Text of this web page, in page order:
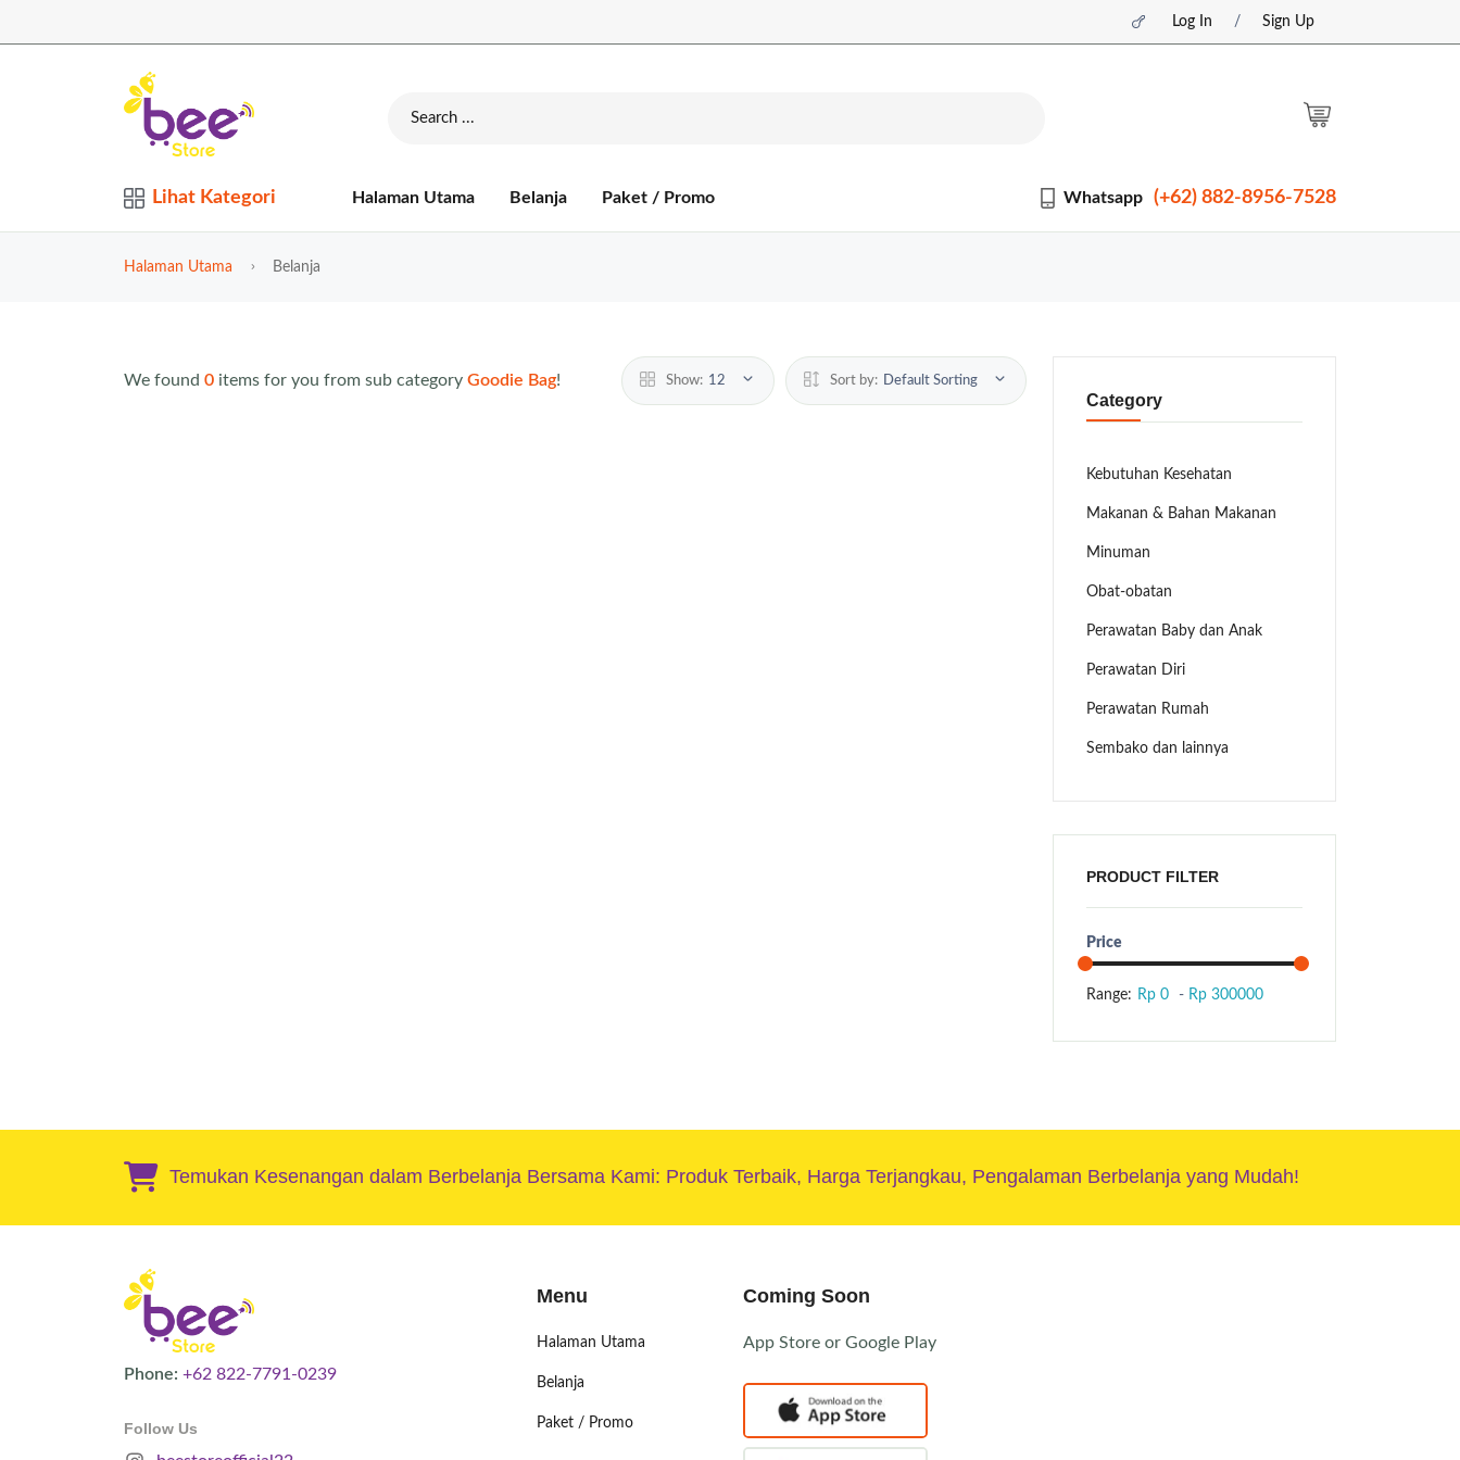
Log In / Sign Up
Lihat Kategori Halaman Utama Belanja Paket / Promo Whatsapp (+62) 882-8956-7528
Halaman Utama Belanja
We found 0 items for you from sub category Goodie Bag! Show: 12 Sort by: Default Sorting
Category
Kebutuhan Kesehatan
Makanan & Bahan Makanan
Minuman
Obat-obatan
Perawatan Baby dan Anak
Perawatan Diri
Perawatan Rumah
Sembako dan lainnya
PRODUCT FILTER
Price
Range: Rp 0 - Rp 300000
Temukan Kesenangan dalam Berbelanja Bersama Kami: Produk Terbaik, Harga Terjangkau, Pengalaman Berbelanja yang Mudah!
Phone: +62 822-7791-0239
Follow Us
Menu
Halaman Utama
Belanja
Paket / Promo
Coming Soon
App Store or Google Play